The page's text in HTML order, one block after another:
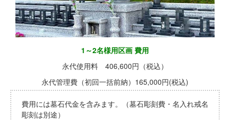
1～2名様用区画 費用
永代使用料 406,600円（税込）
永代管理費（初回一括前納）165,000円(税込)
費用には墓石代金を含みます。（墓石彫刻費・名入れ戒名
彫刻は別途）